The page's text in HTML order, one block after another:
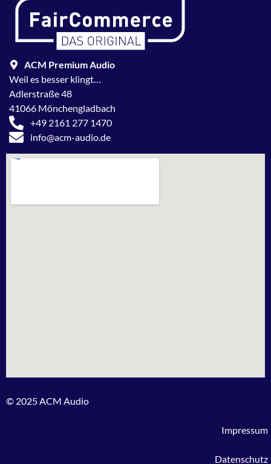
ACM Premium Audio
Weil es besser klingt…
Adlerstraße 48
41066 Mönchengladbach
+49 2161 277 1470
info@acm-audio.de
© 2025 ACM Audio
Impressum
Datenschutz